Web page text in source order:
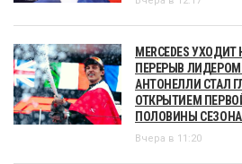
MERCEDES УХОДИТ
ПЕРЕРЫВ
АНТОНЕЛЛИ СТАЛ
ОТКРЫТИЕМ
ПОЛОВИНЫ
Вчера в 11:20